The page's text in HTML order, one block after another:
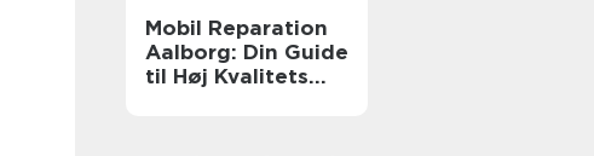
Mobil Reparation
Aalborg: Din Guide
til Høj Kvalitets